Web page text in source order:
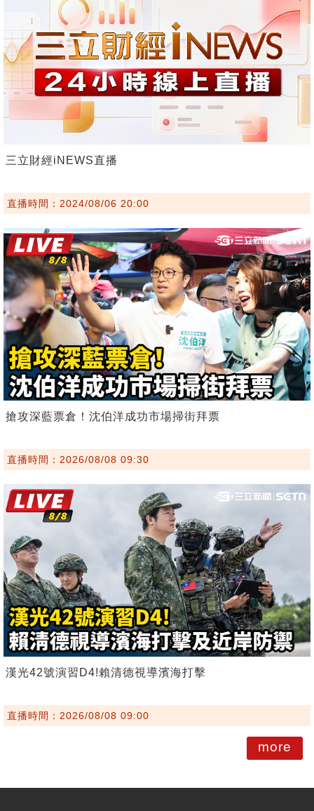
三立財經iNEWS直播
直播時間：2024/08/06 20:00
搶攻深藍票倉！沈伯洋成功市場掃街拜票
直播時間：2026/08/08 09:30
漢光42號演習D4!賴清德視導濱海打擊
直播時間：2026/08/08 09:00
more